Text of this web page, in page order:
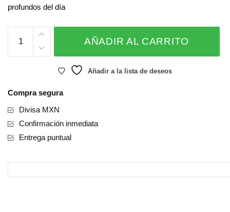
profundos del día
Amor
AÑADIR AL CARRITO
Añadir a la lista de deseos
Compra segura
Divisa MXN
Confirmación inmediata
Entrega puntual